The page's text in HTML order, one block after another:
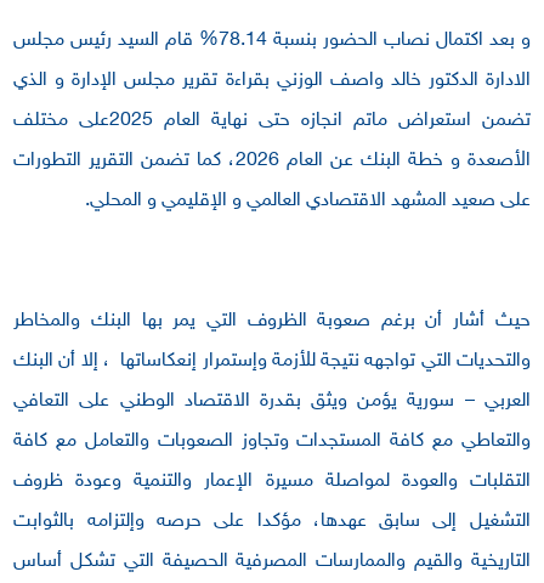
و بعد اكتمال نصاب الحضور بنسبة 78.14% قام السيد رئيس مجلس
الادارة الدكتور خالد واصف الوزني بقراءة تقرير مجلس الإدارة و الذي
تضمن استعراض ماتم انجازه حتى نهاية العام 2025على مختلف
الأصعدة و خطة البنك عن العام 2026، كما تضمن التقرير التطورات
على صعيد المشهد الاقتصادي العالمي و الإقليمي و المحلي.
حيث أشار أن برغم صعوبة الظروف التي يمر بها البنك والمخاطر
والتحديات التي تواجهه نتيجة للأزمة وإستمرار إنعكاساتها ، إلا أن البنك
العربي – سورية يؤمن ويثق بقدرة الاقتصاد الوطني على التعافي
والتعاطي مع كافة المستجدات وتجاوز الصعوبات والتعامل مع كافة
التقلبات والعودة لمواصلة مسيرة الإعمار والتنمية وعودة ظروف
التشغيل إلى سابق عهدها، مؤكدا على حرصه وإلتزامه بالثوابت
التاريخية والقيم والممارسات المصرفية الحصيفة التي تشكل أساس